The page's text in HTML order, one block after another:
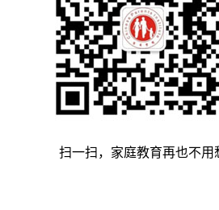
扫一扫，家庭教育再也不用